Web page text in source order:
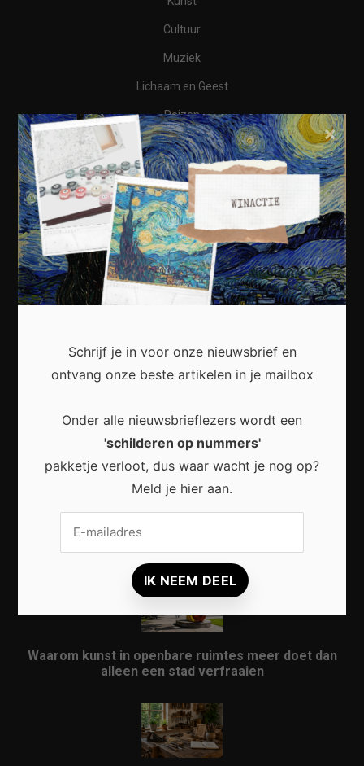
Cultuur
Muziek
Lichaam en Geest
Reizen
Wonen
Business
Financieel
Varia
Meest recent
wordt voor Nederlandse huishoudens
Waarom micro-avonturen de perfecte manier zijn
Waarom kunst in openbare ruimtes meer doet dan
alleen een stad verfraaien
Schrijf je in voor onze nieuwsbrief en
ontvang onze beste artikelen in je mailbox
Onder alle nieuwsbrieflezers wordt een
'schilderen op nummers'
pakketje verloot, dus waar wacht je nog op?
Meld je hier aan.
×